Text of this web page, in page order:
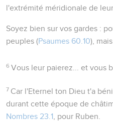
l'extrémité méridionale de
Soyez bien sur vos gardes :
peuples (Psaumes 60.10),
6 Vous leur paierez... et vous
7 Car l'Eternel ton Dieu t'a béni
durant cette époque de
Nombres 23.1 , pour Ruben.